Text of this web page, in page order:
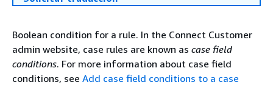
Boolean condition for a rule. In the Connect Customer
admin website, case rules are known as case field
conditions. For more information about case field
conditions, see Add case field conditions to a case